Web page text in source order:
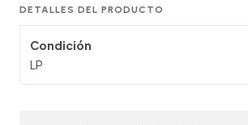
DETALLES DEL PRODUCTO
Condición
LP